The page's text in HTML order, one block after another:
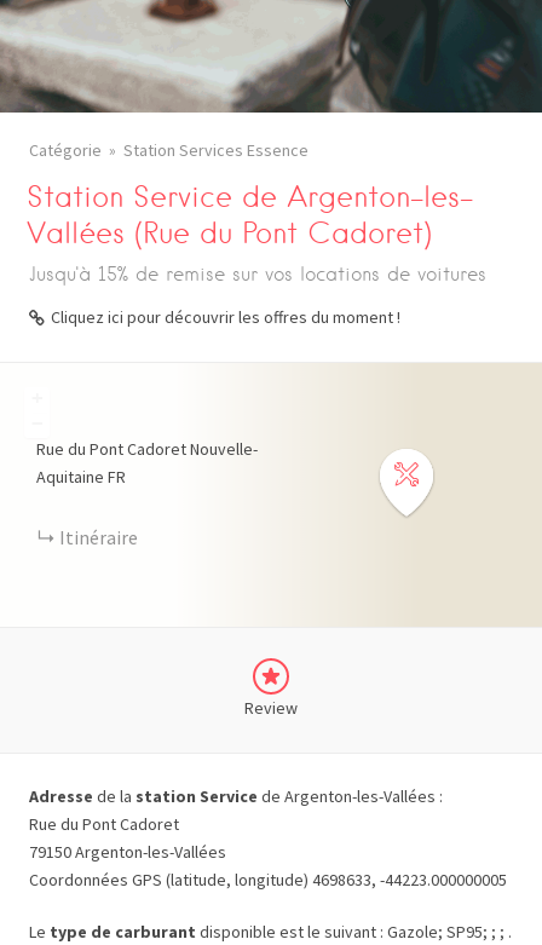
Catégorie Station Services Essence
Station Service de Argenton-les-
Vallées (Rue du Pont Cadoret)
Jusqu'à 15% de remise sur vos locations de voitures
Cliquez ici pour découvrir les offres du moment !
Rue du Pont CadoretNouvelle-
Aquitaine FR
Itinéraire
Review
Adresse de la station Service de Argenton-les-Vallées :
Rue du Pont Cadoret
79150 Argenton-les-Vallées
Coordonnées GPS (latitude, longitude) 4698633, -44223.000000005
Le type de carburant disponible est le suivant : Gazole; SP95; ; ; .